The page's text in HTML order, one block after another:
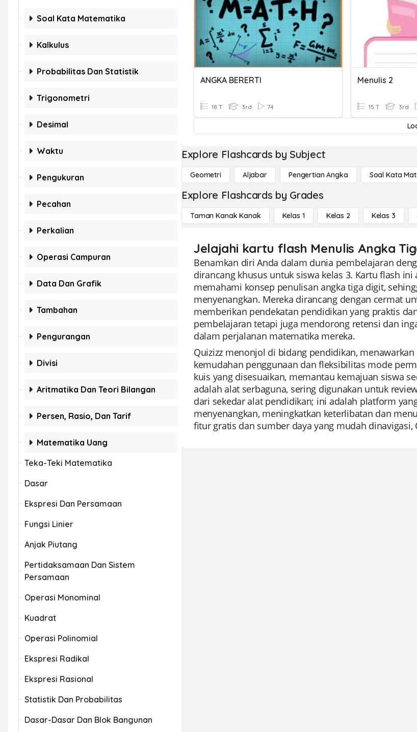
Soal Kata Matematika
Kalkulus
Probabilitas Dan Statistik
Trigonometri
Desimal
Waktu
Pengukuran
Pecahan
Perkalian
Operasi Campuran
Data Dan Grafik
Tambahan
Pengurangan
Divisi
Aritmatika Dan Teori Bilangan
Persen, Rasio, Dan Tarif
Matematika Uang
Teka-Teki Matematika
Dasar
Ekspresi Dan Persamaan
Fungsi Linier
Anjak Piutang
Pertidaksamaan Dan Sistem
Persamaan
Operasi Monominal
Kuadrat
Operasi Polinomial
Ekspresi Radikal
Ekspresi Rasional
Statistik Dan Probabilitas
Dasar-Dasar Dan Blok Bangunan
ANGKA BERERTI
18 T 3rd 74
Menulis 2
15 T 3rd
Explore Flashcards by Subject
Geometri Aljabar Pengertian Angka Soal Kata
Explore Flashcards by Grades
Taman Kanak Kanak Kelas 1 Kelas 2 Kelas 3
Jelajahi kartu flash Menulis Angka
Benamkan diri Anda dalam dunia pembelajaran
dirancang khusus untuk siswa kelas 3. Kartu flash
memahami konsep penulisan angka tiga digit,
menyenangkan. Mereka dirancang dengan cermat
memberikan pendekatan pendidikan yang praktis
pembelajaran tetapi juga mendorong retensi dan
dalam perjalanan matematika mereka.
Quizizz menonjol di bidang pendidikan,
kemudahan penggunaan dan fleksibilitas mode
kuis yang disesuaikan, memantau kemajuan siswa
adalah alat serbaguna, sering digunakan untuk
dari sekedar alat pendidikan; ini adalah platform
menyenangkan, meningkatkan keterlibatan dan
fitur gratis dan sumber daya yang mudah